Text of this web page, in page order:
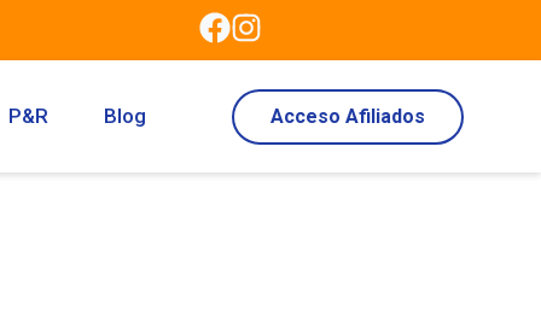
P&R Blog Acceso Afiliados